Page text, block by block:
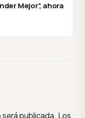
Mejor”, ahora
publicada. Los